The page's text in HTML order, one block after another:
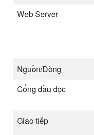
Web Server
Nguồn/Dòng
Cổng đầu đọc
Giao tiếp